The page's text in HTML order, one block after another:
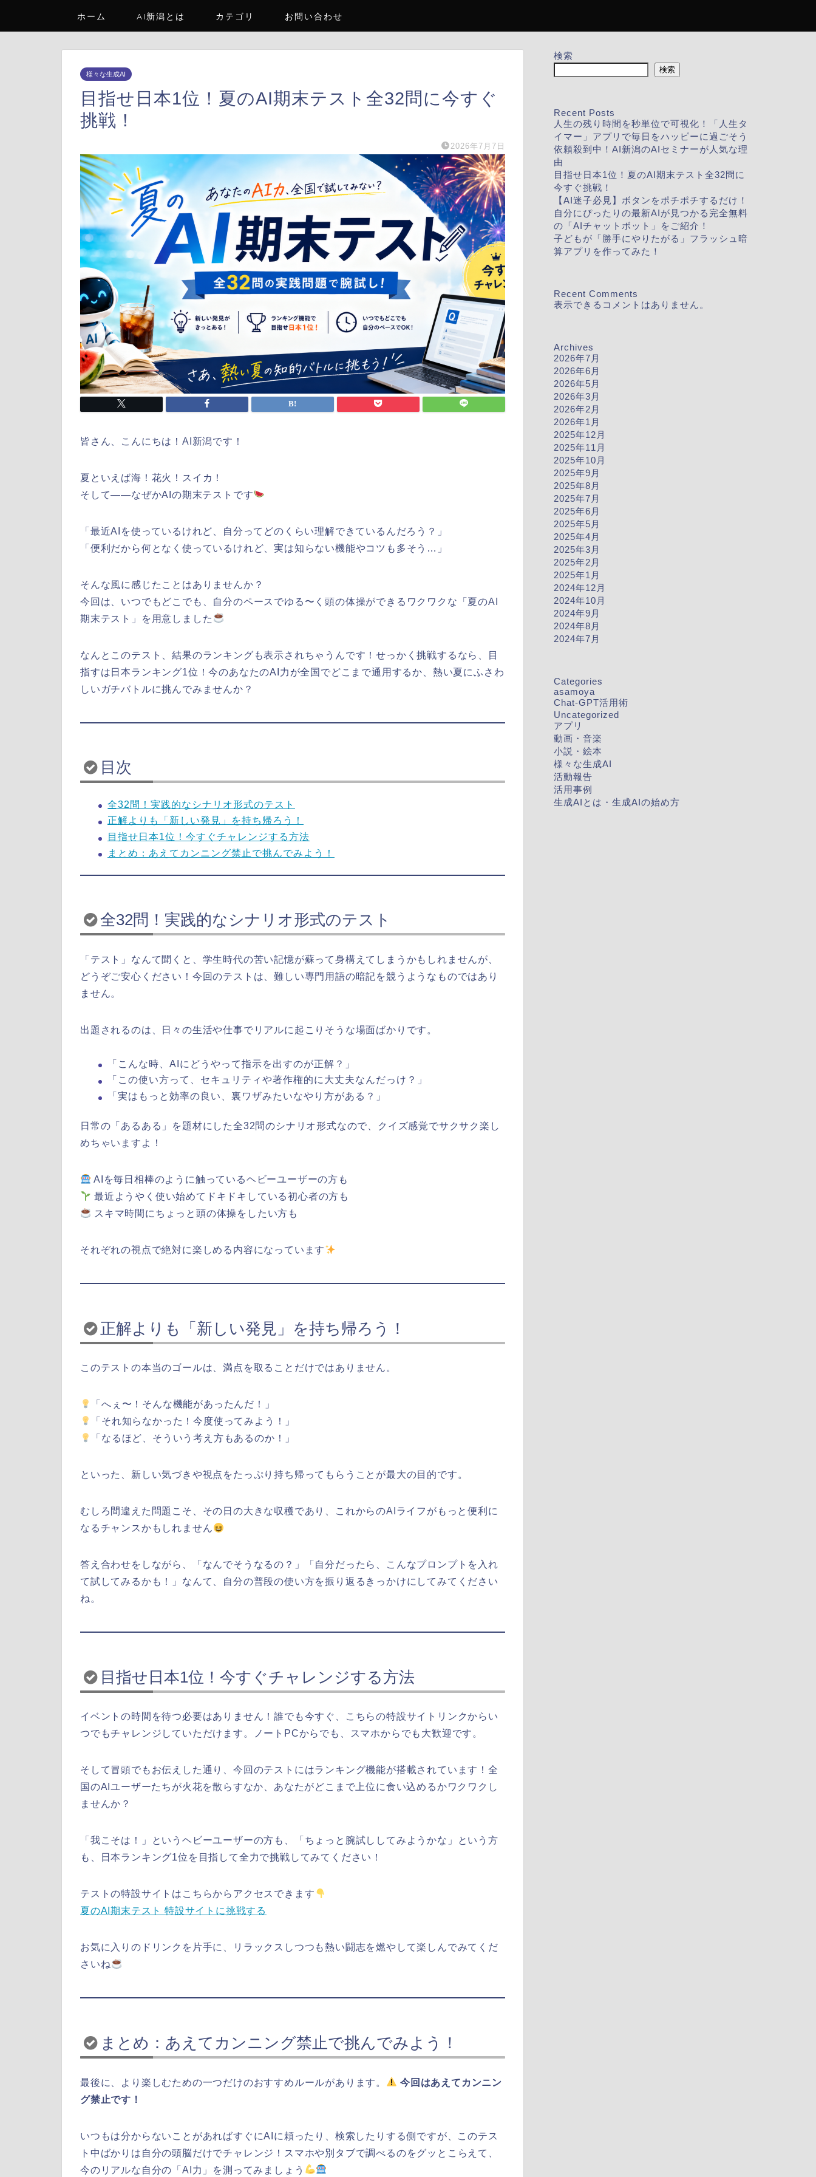
ホーム AI新潟とは カテゴリ お問い合わせ
様々な生成AI
目指せ日本1位！夏のAI期末テスト全32問に今すぐ
挑戦！
2026年7月7日
皆さん、こんにちは！AI新潟です！
夏といえば海！花火！スイカ！
そして——なぜかAIの期末テストです
「最近AIを使っているけれど、自分ってどのくらい理解できているんだろう？」
「便利だから何となく使っているけれど、実は知らない機能やコツも多そう…」
そんな風に感じたことはありませんか？
今回は、いつでもどこでも、自分のペースでゆる〜く頭の体操ができるワクワクな「夏のAI
期末テスト」を用意しました
なんとこのテスト、結果のランキングも表示されちゃうんです！せっかく挑戦するなら、目
指すは日本ランキング1位！今のあなたのAI力が全国でどこまで通用するか、熱い夏にふさわ
しいガチバトルに挑んでみませんか？
目次
全32問！実践的なシナリオ形式のテスト
正解よりも「新しい発見」を持ち帰ろう！
目指せ日本1位！今すぐチャレンジする方法
まとめ：あえてカンニング禁止で挑んでみよう！
全32問！実践的なシナリオ形式のテスト
「テスト」なんて聞くと、学生時代の苦い記憶が蘇って身構えてしまうかもしれませんが、
どうぞご安心ください！今回のテストは、難しい専門用語の暗記を競うようなものではあり
ません。
出題されるのは、日々の生活や仕事でリアルに起こりそうな場面ばかりです。
「こんな時、AIにどうやって指示を出すのが正解？」
「この使い方って、セキュリティや著作権的に大丈夫なんだっけ？」
「実はもっと効率の良い、裏ワザみたいなやり方がある？」
日常の「あるある」を題材にした全32問のシナリオ形式なので、クイズ感覚でサクサク楽し
めちゃいますよ！
AIを毎日相棒のように触っているヘビーユーザーの方も
最近ようやく使い始めてドキドキしている初心者の方も
スキマ時間にちょっと頭の体操をしたい方も
それぞれの視点で絶対に楽しめる内容になっています
正解よりも「新しい発見」を持ち帰ろう！
このテストの本当のゴールは、満点を取ることだけではありません。
「へぇ〜！そんな機能があったんだ！」
「それ知らなかった！今度使ってみよう！」
「なるほど、そういう考え方もあるのか！」
といった、新しい気づきや視点をたっぷり持ち帰ってもらうことが最大の目的です。
むしろ間違えた問題こそ、その日の大きな収穫であり、これからのAIライフがもっと便利に
なるチャンスかもしれません
答え合わせをしながら、「なんでそうなるの？」「自分だったら、こんなプロンプトを入れ
て試してみるかも！」なんて、自分の普段の使い方を振り返るきっかけにしてみてください
ね。
目指せ日本1位！今すぐチャレンジする方法
イベントの時間を待つ必要はありません！誰でも今すぐ、こちらの特設サイトリンクからい
つでもチャレンジしていただけます。ノートPCからでも、スマホからでも大歓迎です。
そして冒頭でもお伝えした通り、今回のテストにはランキング機能が搭載されています！全
国のAIユーザーたちが火花を散らすなか、あなたがどこまで上位に食い込めるかワクワクし
ませんか？
「我こそは！」というヘビーユーザーの方も、「ちょっと腕試ししてみようかな」という方
も、日本ランキング1位を目指して全力で挑戦してみてください！
テストの特設サイトはこちらからアクセスできます
夏のAI期末テスト 特設サイトに挑戦する
お気に入りのドリンクを片手に、リラックスしつつも熱い闘志を燃やして楽しんでみてくだ
さいね
まとめ：あえてカンニング禁止で挑んでみよう！
最後に、より楽しむための一つだけのおすすめルールがあります。
今回はあえてカンニン
グ禁止です！
いつもは分からないことがあればすぐにAIに頼ったり、検索したりする側ですが、このテス
ト中ばかりは自分の頭脳だけでチャレンジ！スマホや別タブで調べるのをグッとこらえて、
今のリアルな自分の「AI力」を測ってみましょう
検索
検索
Recent Posts
人生の残り時間を秒単位で可視化！「人生タ
イマー」アプリで毎日をハッピーに過ごそう
依頼殺到中！AI新潟のAIセミナーが人気な理
由
目指せ日本1位！夏のAI期末テスト全32問に
今すぐ挑戦！
【AI迷子必見】ボタンをポチポチするだけ！
自分にぴったりの最新AIが見つかる完全無料
の「AIチャットボット」をご紹介！
子どもが「勝手にやりたがる」フラッシュ暗
算アプリを作ってみた！
Recent Comments
表示できるコメントはありません。
Archives
2026年7月
2026年6月
2026年5月
2026年3月
2026年2月
2026年1月
2025年12月
2025年11月
2025年10月
2025年9月
2025年8月
2025年7月
2025年6月
2025年5月
2025年4月
2025年3月
2025年2月
2025年1月
2024年12月
2024年10月
2024年9月
2024年8月
2024年7月
Categories
asamoya
Chat-GPT活用術
Uncategorized
アプリ
動画・音楽
小説・絵本
様々な生成AI
活動報告
活用事例
生成AIとは・生成AIの始め方